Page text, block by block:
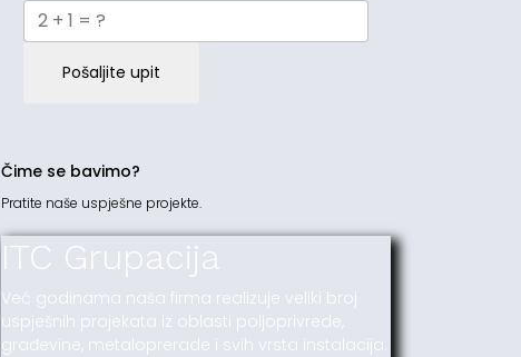
Pošaljite upit
Čime se bavimo?
Pratite naše uspješne projekte.
ITC Grupacija
Već godinama naša firma realizuje veliki broj
uspješnih projekata iz oblasti poljoprivrede,
građevine, metaloprerade i svih vrsta instalacija.